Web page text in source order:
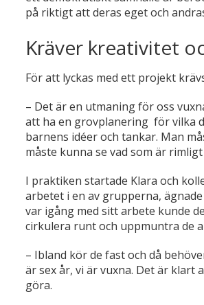
på riktigt att deras eget och
Kräver kreativitet
För att lyckas med ett projekt
– Det är en utmaning för oss
att ha en grovplanering för vilka
barnens idéer och tankar. Man
måste kunna se vad som är
I praktiken startade Klara och
arbetet i en av grupperna,
var igång med sitt arbete kunde
cirkulera runt och uppmuntra de
– Ibland kör de fast och då
är sex år, vi är vuxna. Det är klart
göra.